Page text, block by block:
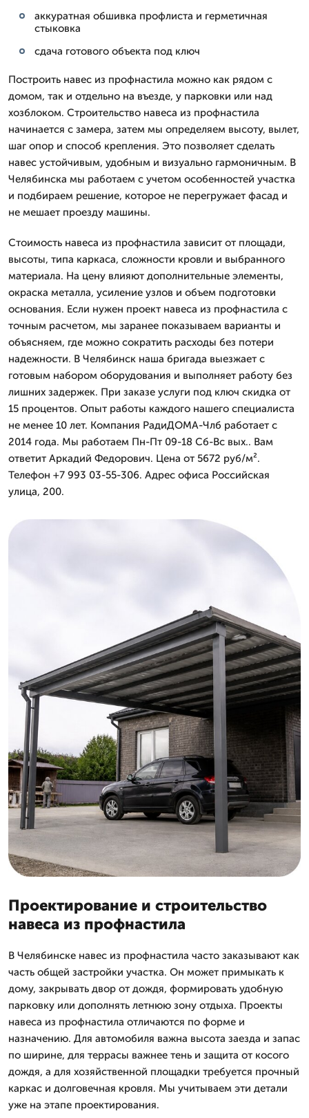
аккуратная обшивка профлиста и герметичная
стыковка
сдача готового объекта под ключ
Построить навес из профнастила можно как рядом с
домом, так и отдельно на въезде, у парковки или над
хозблоком. Строительство навеса из профнастила
начинается с замера, затем мы определяем высоту, вылет,
шаг опор и способ крепления. Это позволяет сделать
навес устойчивым, удобным и визуально гармоничным. В
Челябинска мы работаем с учетом особенностей участка
и подбираем решение, которое не перегружает фасад и
не мешает проезду машины.
Стоимость навеса из профнастила зависит от площади,
высоты, типа каркаса, сложности кровли и выбранного
материала. На цену влияют дополнительные элементы,
окраска металла, усиление узлов и объем подготовки
основания. Если нужен проект навеса из профнастила с
точным расчетом, мы заранее показываем варианты и
объясняем, где можно сократить расходы без потери
надежности. В Челябинск наша бригада выезжает с
готовым набором оборудования и выполняет работу без
лишних задержек. При заказе услуги под ключ скидка от
15 процентов. Опыт работы каждого нашего специалиста
не менее 10 лет. Компания РадиДОМА-Члб работает с
2014 года. Мы работаем Пн-Пт 09-18 Сб-Вс вых.. Вам
ответит Аркадий Федорович. Цена от 5672 руб/м².
Телефон +7 993 03-55-306. Адрес офиса Российская
улица, 200.
Проектирование и строительство
навеса из профнастила
В Челябинске навес из профнастила часто заказывают как
часть общей застройки участка. Он может примыкать к
дому, закрывать двор от дождя, формировать удобную
парковку или дополнять летнюю зону отдыха. Проекты
навеса из профнастила отличаются по форме и
назначению. Для автомобиля важна высота заезда и запас
по ширине, для террасы важнее тень и защита от косого
дождя, а для хозяйственной площадки требуется прочный
каркас и долговечная кровля. Мы учитываем эти детали
уже на этапе проектирования.